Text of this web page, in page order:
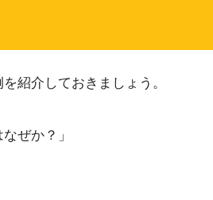
紹介しておきましょう。
ぜか？」